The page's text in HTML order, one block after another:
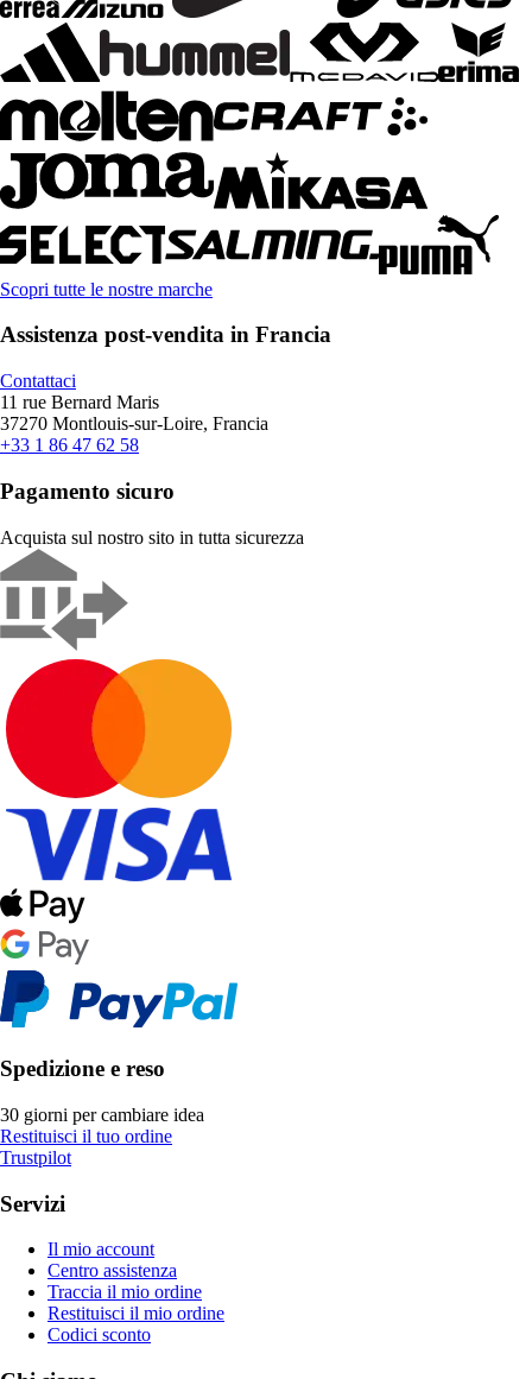
Scopri tutte le nostre marche
Assistenza post-vendita in Francia
Contattaci
11 rue Bernard Maris
37270 Montlouis-sur-Loire, Francia
+33 1 86 47 62 58
Pagamento sicuro
Acquista sul nostro sito in tutta sicurezza
Spedizione e reso
30 giorni per cambiare idea
Restituisci il tuo ordine
Trustpilot
Servizi
Il mio account
Centro assistenza
Traccia il mio ordine
Restituisci il mio ordine
Codici sconto